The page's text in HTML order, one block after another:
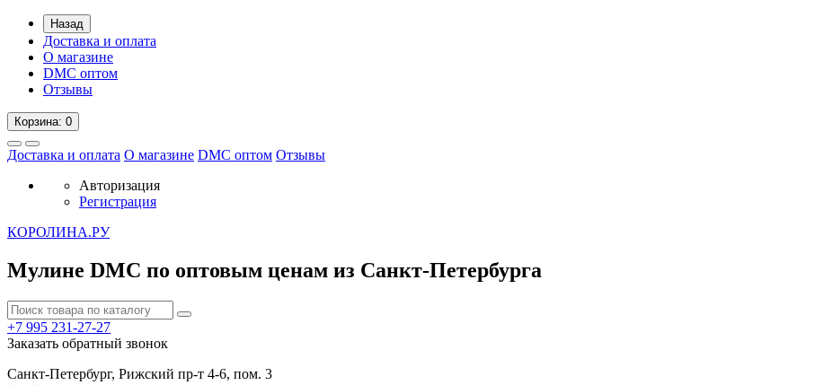
Назад
Доставка и оплата
О магазине
DMC оптом
Отзывы
Корзина: 0
Доставка и оплата О магазине DMC оптом Отзывы
Авторизация
Регистрация
КОРОЛИНА.РУ
Мулине DMC по оптовым ценам из Санкт-Петербурга
+7 995 231-27-27
Заказать обратный звонок
Санкт-Петербург, Рижский пр-т 4-6, пом. 3